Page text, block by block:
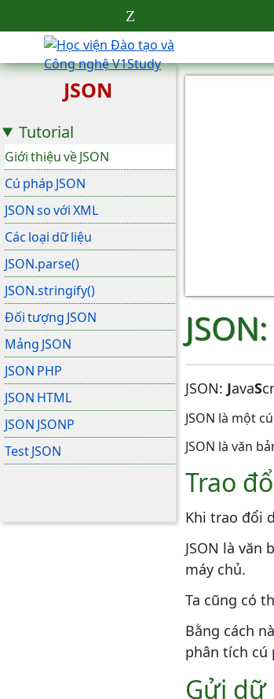
JSON
Tutorial
Giới thiệu về JSON
Cú pháp JSON
JSON so với XML
Các loại dữ liệu
JSON.parse()
JSON.stringify()
Đối tượng JSON
Mảng JSON
JSON PHP
JSON HTML
JSON JSONP
Test JSON
JSON: JavaS
JSON là một
JSON là văn
Trao
Khi trao đổi
JSON là văn
máy chủ.
Ta cũng có
Bằng cách
phân tích cú
Gửi dữ